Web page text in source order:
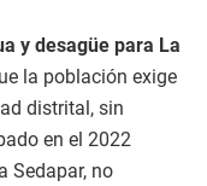
y desagüe para La
la población exige
distrital, sin
en el 2022
Sedapar, no